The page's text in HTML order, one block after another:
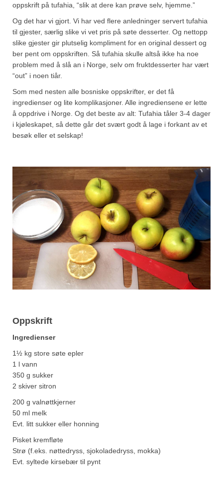
oppskrift på tufahia, “slik at dere kan prøve selv, hjemme.”
Og det har vi gjort. Vi har ved flere anledninger servert tufahia
til gjester, særlig slike vi vet pris på søte desserter. Og nettopp
slike gjester gir plutselig kompliment for en original dessert og
ber pent om oppskriften. Så tufahia skulle altså ikke ha noe
problem med å slå an i Norge, selv om fruktdesserter har vært
“out” i noen tiår.
Som med nesten alle bosniske oppskrifter, er det få
ingredienser og lite komplikasjoner. Alle ingrediensene er lette
å oppdrive i Norge. Og det beste av alt: Tufahia tåler 3-4 dager
i kjøleskapet, så dette går det svært godt å lage i forkant av et
besøk eller et selskap!
Oppskrift
Ingredienser
1½ kg store søte epler
1 l vann
350 g sukker
2 skiver sitron
200 g valnøttkjerner
50 ml melk
Evt. litt sukker eller honning
Pisket kremfløte
Strø (f.eks. nøttedryss, sjokoladedryss, mokka)
Evt. syltede kirsebær til pynt